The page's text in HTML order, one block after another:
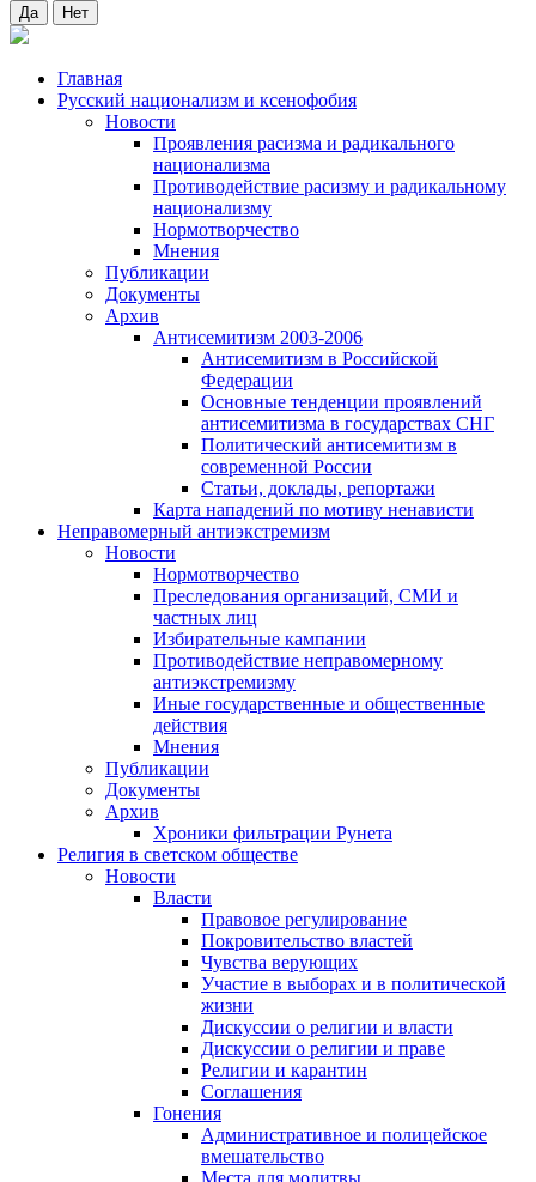
Да Нет
Главная
Русский национализм и ксенофобия
Новости
Проявления расизма и радикального
национализма
Противодействие расизму и радикальному
национализму
Нормотворчество
Мнения
Публикации
Документы
Архив
Антисемитизм 2003-2006
Антисемитизм в Российской
Федерации
Основные тенденции проявлений
антисемитизма в государствах СНГ
Политический антисемитизм в
современной России
Статьи, доклады, репортажи
Карта нападений по мотиву ненависти
Неправомерный антиэкстремизм
Новости
Нормотворчество
Преследования организаций, СМИ и
частных лиц
Избирательные кампании
Противодействие неправомерному
антиэкстремизму
Иные государственные и общественные
действия
Мнения
Публикации
Документы
Архив
Хроники фильтрации Рунета
Религия в светском обществе
Новости
Власти
Правовое регулирование
Покровительство властей
Чувства верующих
Участие в выборах и в политической
жизни
Дискуссии о религии и власти
Дискуссии о религии и праве
Религии и карантин
Соглашения
Гонения
Административное и полицейское
вмешательство
Места для молитвы